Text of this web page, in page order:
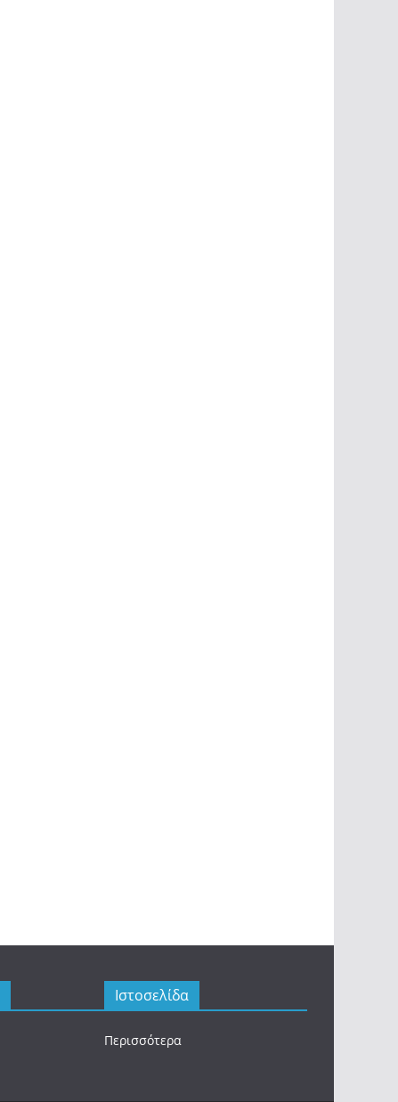
Ιστοσελίδα
Περισσότερα